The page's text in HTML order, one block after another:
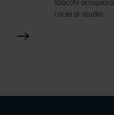
corso di studio